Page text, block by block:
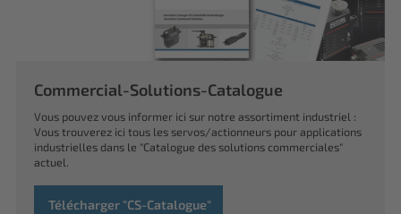
Commercial-Solutions-Catalogue
Vous pouvez vous informer ici sur notre assortiment industriel :
Vous trouverez ici tous les servos/actionneurs pour applications
industrielles dans le "Catalogue des solutions commerciales"
actuel.
Télécharger "CS-Catalogue"